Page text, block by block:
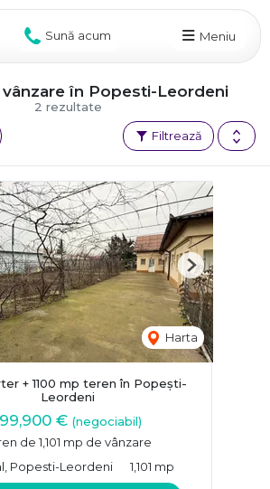
Sună acum Meniu
2 rezultate
în Popesti-Leordeni
Filtrează
Harta
Next
+ 1100 mp teren în Popești-
Leordeni
€ (negociabil)
de 1,101 mp de vânzare
Popesti-Leordeni
1,101 mp